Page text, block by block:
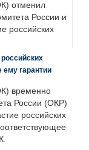
отменил
России и
российских
ему гарантии
временно
России (ОКР)
российских